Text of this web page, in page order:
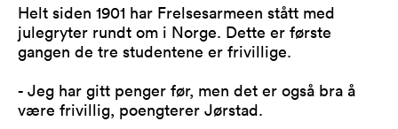
Helt siden 1901 har Frelsesarmeen stått med
julegryter rundt om i Norge. Dette er første
gangen de tre studentene er frivillige.
- Jeg har gitt penger før, men det er også bra å
være frivillig, poengterer Jørstad.